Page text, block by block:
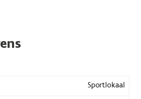
Sportlokaal